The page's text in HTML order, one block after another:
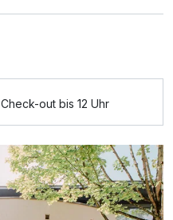
Check-out bis 12 Uhr